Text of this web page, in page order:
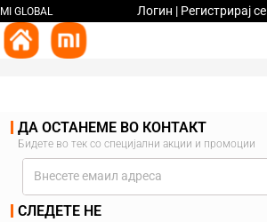
MI GLOBAL Логин | Регистрирај се
ДА ОСТАНЕМЕ ВО КОНТАКТ
Бидете во тек со специјални акции и промоции
СЛЕДЕТЕ НЕ